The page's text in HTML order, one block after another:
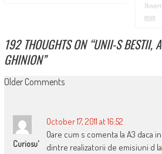
8981
192 THOUGHTS ON “UNII-S BESTII,
GHINION”
COMMENT
Older Comments
Curiosu'
October 17, 2011 at 16:52
Oare cum s comenta la A3 daca
dintre realizatorii de emisiuni d